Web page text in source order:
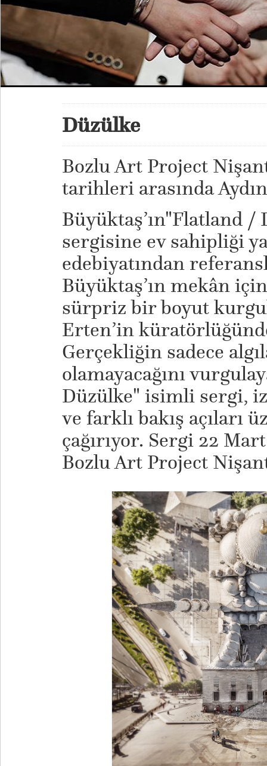
Düzülke
Bozlu Art Project
tarihleri arasında Aydın
Büyüktaş’ın"Flatland
sergisine ev sahipliği
edebiyatından
Büyüktaş’ın mekân
sürpriz bir boyut
Erten’in
Gerçekliğin sadece
olamayacağını
Düzülke" isimli sergi,
ve farklı bakış açıları
çağırıyor. Sergi 22
Bozlu Art Project